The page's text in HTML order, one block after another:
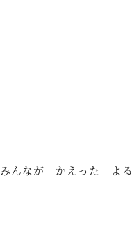
みんなが かえった よる